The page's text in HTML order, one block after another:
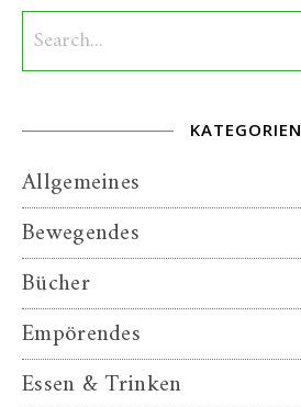
KATEGORIEN
Allgemeines
Bewegendes
Bücher
Empörendes
Essen & Trinken